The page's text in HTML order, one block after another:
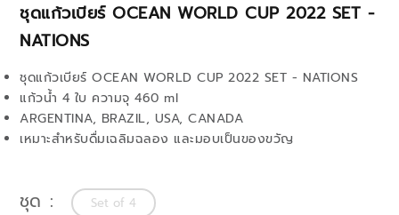
ชุดแก้วเบียร์ OCEAN WORLD CUP 2022 SET -
NATIONS
ชุดแก้วเบียร์ OCEAN WORLD CUP 2022 SET - NATIONS
แก้วน้ำ 4 ใบ ความจุ 460 ml
ARGENTINA, BRAZIL, USA, CANADA
เหมาะสำหรับดื่มเฉลิมฉลอง และมอบเป็นของขวัญ
ชุด Set of 4